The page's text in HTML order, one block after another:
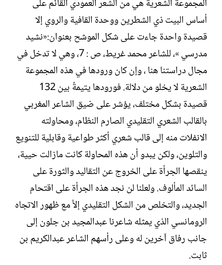
المجموعة الشعرية هي من الشعر العمودي القائم على
أساس البيت ذي الشطرين ووحدة القافية والروي إلا
قصيدة واحدة جاءت على شكل الموشح بعنوان:«نشيد
مدرسي »، للشاعر محمد غريط، ص : 7، وهي لا تدخل في
مجال دراستنا هنا ، وإن كان ورودها في هذه المجموعة
الشعرية لا يخلو من دلالة. فورودها يتيمةً بين 132
قصيدة بشكل مختلف، يؤشر على ضيق الشاعر المغربي
بالقالب الشعري التقليدي الصارم النظام، ومحاولته
الانفلات منه إلى قالب شعري أكثر طواعية وقابلية للتنويع
والتلوين، ولكن يبدو أن هذه المحاولة كانت مازالت حيية،
ينقصها الجرأة على الخروج عن التقاليد والثورة على
السائد المألوف. ولعلنا لن نجد هذه الجرأة على اقتحام
الجديد، والتخلص من الشكل التقليدي إلاَّ مع ظهور الاتجاه
الرومانسي الذي يمثله شاعرنا عبدالمجيد بن جلون إلى
جانب رفاق آخرين له وعلى رأسهم الشاعر عبدالكريم بن
ثابت.